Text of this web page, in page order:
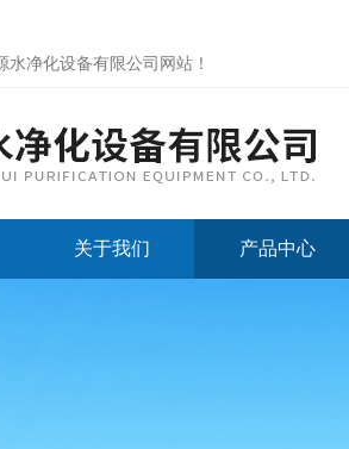
水净化设备有限公司网站 ！
关于我们 产品中心